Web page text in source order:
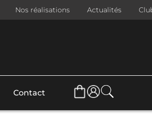
Nos réalisations Actualités
Contact